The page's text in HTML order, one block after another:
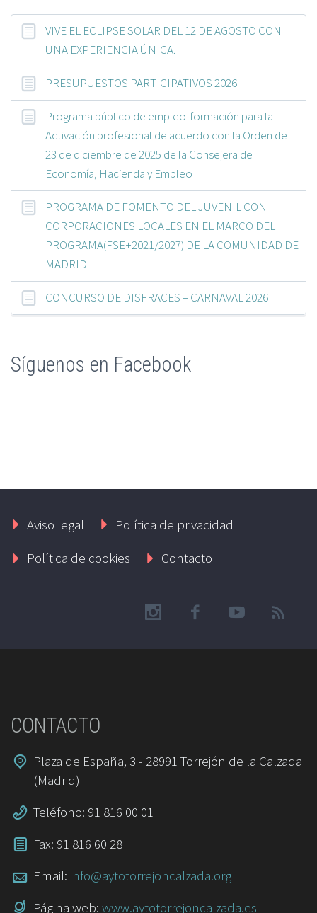
VIVE EL ECLIPSE SOLAR DEL 12 DE AGOSTO CON
UNA EXPERIENCIA ÚNICA.
PRESUPUESTOS PARTICIPATIVOS 2026
Programa público de empleo-formación para la
Activación profesional de acuerdo con la Orden de
23 de diciembre de 2025 de la Consejera de
Economía, Hacienda y Empleo
PROGRAMA DE FOMENTO DEL JUVENIL CON
CORPORACIONES LOCALES EN EL MARCO DEL
PROGRAMA(FSE+2021/2027) DE LA COMUNIDAD DE
MADRID
CONCURSO DE DISFRACES – CARNAVAL 2026
Síguenos en Facebook
Aviso legal
Política de privacidad
Política de cookies
Contacto
CONTACTO
Plaza de España, 3 - 28991 Torrejón de la Calzada
(Madrid)
Teléfono: 91 816 00 01
Fax: 91 816 60 28
Email: info@aytotorrejoncalzada.org
Página web: www.aytotorrejoncalzada.es